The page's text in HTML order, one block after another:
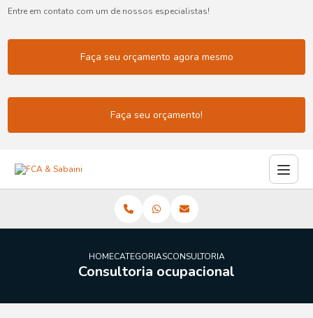
Entre em contato com um de nossos especialistas!
Faça seu orçamento agora mesmo
Faça seu orçamento!
HOMECATEGORIASCONSULTORIA OCUPACIONAL
Consultoria ocupacional